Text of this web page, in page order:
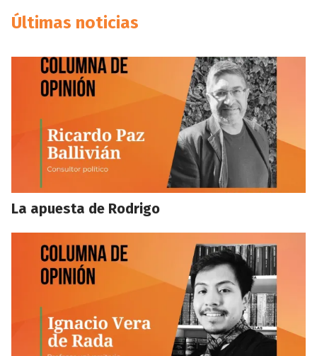
Últimas noticias
La apuesta de Rodrigo